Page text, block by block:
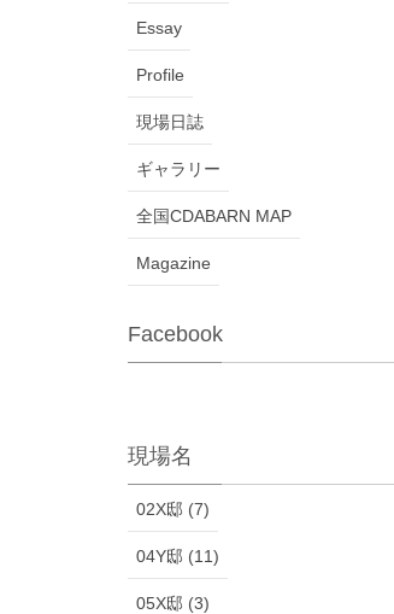
Essay
Profile
現場日誌
ギャラリー
全国CDABARN MAP
Magazine
Facebook
現場名
02X邸 (7)
04Y邸 (11)
05X邸 (3)